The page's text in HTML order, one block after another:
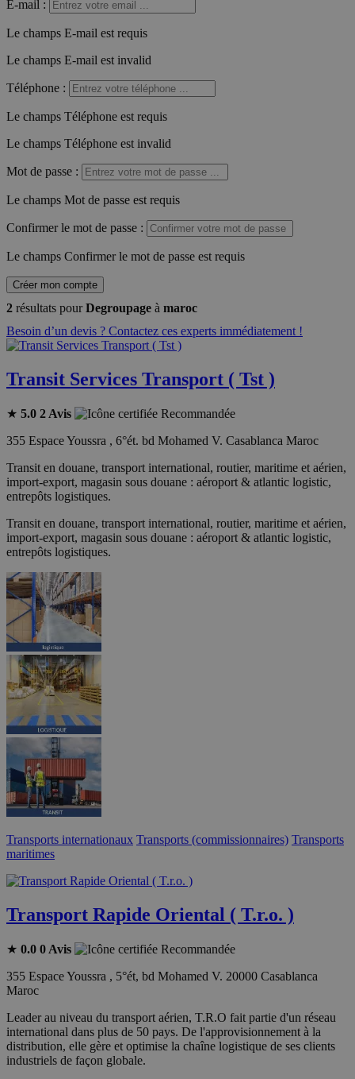
E-mail :
Le champs E-mail est requis
Le champs E-mail est invalid
Téléphone :
Le champs Téléphone est requis
Le champs Téléphone est invalid
Mot de passe :
Le champs Mot de passe est requis
Confirmer le mot de passe :
Le champs Confirmer le mot de passe est requis
Créer mon compte
2 résultats pourDegroupage à maroc
Besoin d’un devis ? Contactez ces experts immédiatement !
Transit Services Transport ( Tst )
★ 5.0 2 Avis
Recommandée
355 Espace Youssra , 6°ét. bd Mohamed V. Casablanca Maroc
Transit en douane, transport international, routier, maritime et aérien,
import-export, magasin sous douane : aéroport & atlantic logistic,
entrepôts logistiques.
Transit en douane, transport international, routier, maritime et aérien,
import-export, magasin sous douane : aéroport & atlantic logistic,
entrepôts logistiques.
Transports internationaux Transports (commissionnaires) Transports
maritimes
Transport Rapide Oriental ( T.r.o. )
★ 0.0 0 Avis
Recommandée
355 Espace Youssra , 5°ét, bd Mohamed V. 20000 Casablanca
Maroc
Leader au niveau du transport aérien, T.R.O fait partie d'un réseau
international dans plus de 50 pays. De l'approvisionnement à la
distribution, elle gère et optimise la chaîne logistique de ses clients
industriels de façon globale.